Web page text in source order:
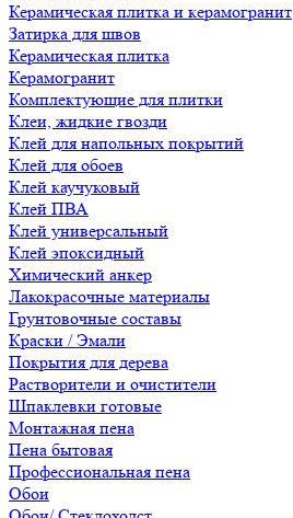
Керамическая плитка и керамогранит
Затирка для швов
Керамическая плитка
Керамогранит
Комплектующие для плитки
Клеи, жидкие гвозди
Клей для напольных покрытий
Клей для обоев
Клей каучуковый
Клей ПВА
Клей универсальный
Клей эпоксидный
Химический анкер
Лакокрасочные материалы
Грунтовочные составы
Краски / Эмали
Покрытия для дерева
Растворители и очистители
Шпаклевки готовые
Монтажная пена
Пена бытовая
Профессиональная пена
Обои